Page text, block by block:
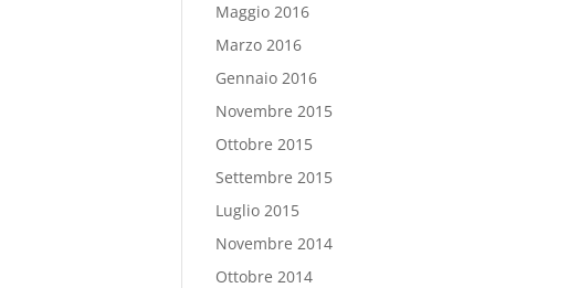
Maggio 2016
Marzo 2016
Gennaio 2016
Novembre 2015
Ottobre 2015
Settembre 2015
Luglio 2015
Novembre 2014
Ottobre 2014